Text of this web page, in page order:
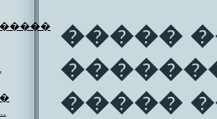
�����
�����